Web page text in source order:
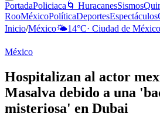
PortadaPoliciaca 🌀 HuracanesSismos
RooMéxicoPolíticaDeportesEspectáculos
Inicio/México🌤️14°C· Ciudad de México
México
Hospitalizan al actor
Masalva debido a una
misteriosa' en Dubai